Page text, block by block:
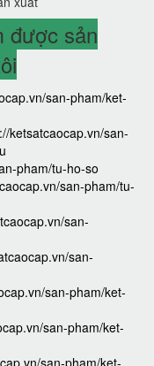
được sản
san-pham/ket-
ketsatcaocap.vn/san-
pham/tu-ho-so
san-pham/tu-
san-
san-
san-pham/ket-
san-pham/ket-
san-pham/ket-